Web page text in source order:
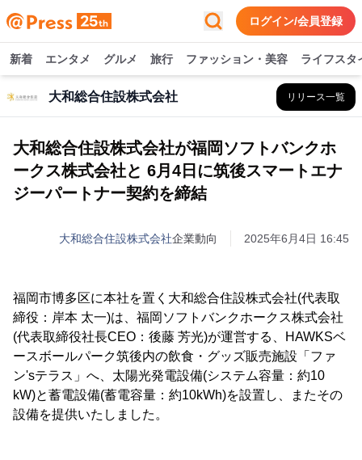
ログイン/会員登録
新着 エンタメ グルメ 旅行 ファッション・美容 ライフスタ
大和総合住設株式会社 リリース一覧
大和総合住設株式会社が福岡ソフトバンクホ
ークス株式会社と 6月4日に筑後スマートエナ
ジーパートナー契約を締結
大和総合住設株式会社企業動向 2025年6月4日 16:45
福岡市博多区に本社を置く大和総合住設株式会社(代表取
締役：岸本 太一)は、福岡ソフトバンクホークス株式会社
(代表取締役社長CEO：後藤 芳光)が運営する、HAWKSベ
ースボールパーク筑後内の飲食・グッズ販売施設「ファ
ン'sテラス」へ、太陽光発電設備(システム容量：約10
kW)と蓄電設備(蓄電容量：約10kWh)を設置し、またその
設備を提供いたしました。